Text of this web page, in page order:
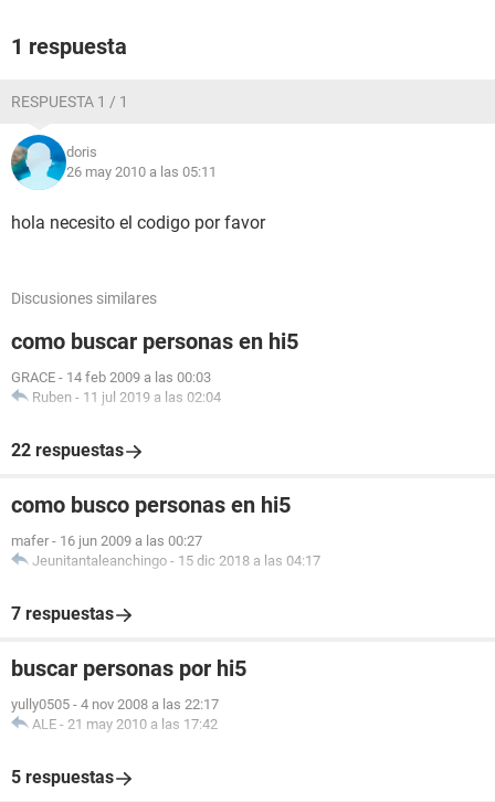
1 respuesta
RESPUESTA 1 / 1
doris
26 may 2010 a las 05:11
hola necesito el codigo por favor
Discusiones similares
como buscar personas en hi5
GRACE - 14 feb 2009 a las 00:03
Ruben - 11 jul 2019 a las 02:04
22 respuestas
como busco personas en hi5
mafer - 16 jun 2009 a las 00:27
Jeunitantaleanchingo - 15 dic 2018 a las 04:17
7 respuestas
buscar personas por hi5
yully0505 - 4 nov 2008 a las 22:17
ALE - 21 may 2010 a las 17:42
5 respuestas